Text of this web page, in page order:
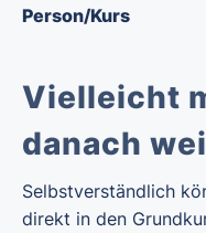
Person/Kurs
Vielleicht
danach
Selbstverständlich
direkt in den